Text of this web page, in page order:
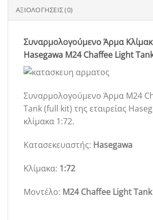
ΑΞΙΟΛΟΓΉΣΕΙΣ (0)
Συναρμολογούμενο Άρμα
Hasegawa M24 Chaffee Light
Συναρμολογούμενο Άρμα M24
Tank (full kit) της εταιρείας
κλίμακα 1:72.
Κατασεκευαστής: Hasegawa
Κλίμακα: 1:72
Μοντέλο: M24 Chaffee Light Tank